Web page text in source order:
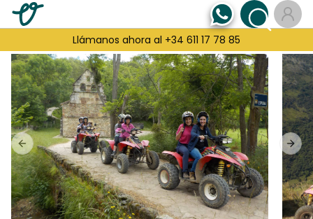
Llámanos ahora al +34 611 17 78 85
Previous slide